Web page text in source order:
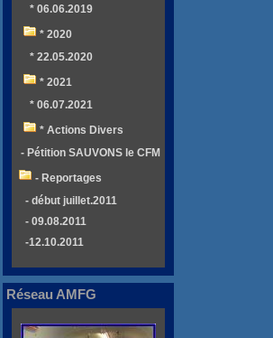
* 06.06.2019
* 2020
* 22.05.2020
* 2021
* 06.07.2021
* Actions Divers
- Pétition SAUVONS le CFM
- Reportages
- début juillet.2011
- 09.08.2011
-12.10.2011
Réseau AMFG